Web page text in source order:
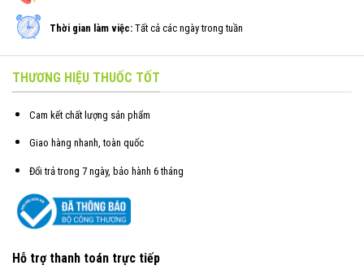
Thời gian làm việc: Tất cả các ngày trong tuần
THƯƠNG HIỆU THUỐC TỐT
Cam kết chất lượng sản phẩm
Giao hàng nhanh, toàn quốc
Đổi trả trong 7 ngày, bảo hành 6 tháng
Hỗ trợ thanh toán trực tiếp